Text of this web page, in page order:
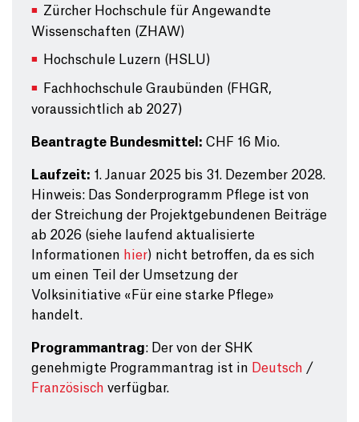
Zürcher Hochschule für Angewandte
Wissenschaften (ZHAW)
Hochschule Luzern (HSLU)
Fachhochschule Graubünden (FHGR,
voraussichtlich ab 2027)
Beantragte Bundesmittel: CHF 16 Mio.
Laufzeit: 1. Januar 2025 bis 31. Dezember 2028.
Hinweis: Das Sonderprogramm Pflege ist von
der Streichung der Projektgebundenen Beiträge
ab 2026 (siehe laufend aktualisierte
Informationen hier) nicht betroffen, da es sich
um einen Teil der Umsetzung der
Volksinitiative «Für eine starke Pflege»
handelt.
Programmantrag: Der von der SHK
genehmigte Programmantrag ist in Deutsch /
Französisch verfügbar.